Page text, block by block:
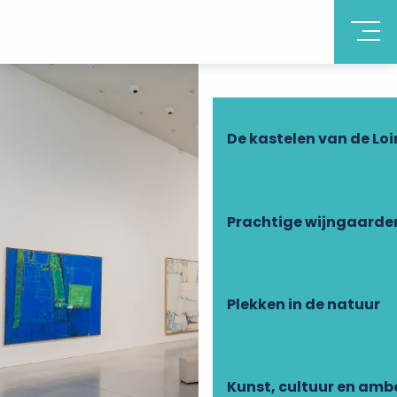
Ontdek Touraine
De kastelen van de
Prachtige
Plekken in de natuur
Kunst, cultuur en